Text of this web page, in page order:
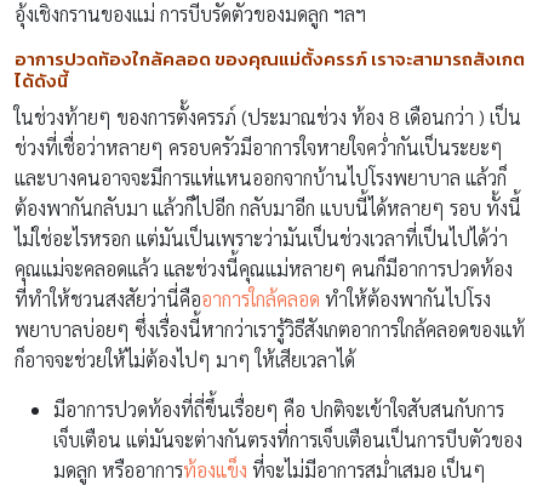
อุ้งเชิงกรานของแม่ การบีบรัดตัวของมดลูก ฯลฯ
อาการปวดท้องใกล้คลอด ของคุณแม่ตั้งครรภ์ เราจะสามารถสังเกต
ได้ดังนี้
ในช่วงท้ายๆ ของการตั้งครรภ์ (ประมาณช่วง ท้อง 8 เดือนกว่า ) เป็น
ช่วงที่เชื่อว่าหลายๆ ครอบครัวมีอาการใจหายใจคว่ำกันเป็นระยะๆ
และบางคนอาจจะมีการแห่แหนออกจากบ้านไปโรงพยาบาล แล้วก็
ต้องพากันกลับมา แล้วก็ไปอีก กลับมาอีก แบบนี้ได้หลายๆ รอบ ทั้งนี้
ไม่ใช่อะไรหรอก แต่มันเป็นเพราะว่ามันเป็นช่วงเวลาที่เป็นไปได้ว่า
คุณแม่จะคลอดแล้ว และช่วงนี้คุณแม่หลายๆ คนก็มีอาการปวดท้อง
ที่ทำให้ชวนสงสัยว่านี่คืออาการใกล้คลอด ทำให้ต้องพากันไปโรง
พยาบาลบ่อยๆ ซึ่งเรื่องนี้หากว่าเรารู้วิธีสังเกตอาการใกล้คลอดของแท้
ก็อาจจะช่วยให้ไม่ต้องไปๆ มาๆ ให้เสียเวลาได้
มีอาการปวดท้องที่ถี่ขึ้นเรื่อยๆ คือ ปกติจะเข้าใจสับสนกับการ
เจ็บเตือน แต่มันจะต่างกันตรงที่การเจ็บเตือนเป็นการบีบตัวของ
มดลูก หรืออาการท้องแข็ง ที่จะไม่มีอาการสม่ำเสมอ เป็นๆ